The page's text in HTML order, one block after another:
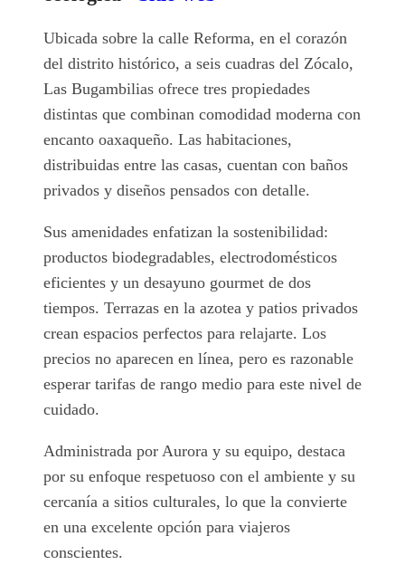
Ubicada sobre la calle Reforma, en el corazón
del distrito histórico, a seis cuadras del Zócalo,
Las Bugambilias ofrece tres propiedades
distintas que combinan comodidad moderna con
encanto oaxaqueño. Las habitaciones,
distribuidas entre las casas, cuentan con baños
privados y diseños pensados con detalle.
Sus amenidades enfatizan la sostenibilidad:
productos biodegradables, electrodomésticos
eficientes y un desayuno gourmet de dos
tiempos. Terrazas en la azotea y patios privados
crean espacios perfectos para relajarte. Los
precios no aparecen en línea, pero es razonable
esperar tarifas de rango medio para este nivel de
cuidado.
Administrada por Aurora y su equipo, destaca
por su enfoque respetuoso con el ambiente y su
cercanía a sitios culturales, lo que la convierte
en una excelente opción para viajeros
conscientes.